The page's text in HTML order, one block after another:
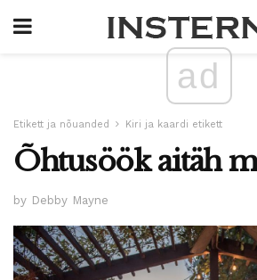
ad
Etikett ja nõuanded Kiri ja kaardi etikett
Õhtusöök aitäh
by Debby Mayne